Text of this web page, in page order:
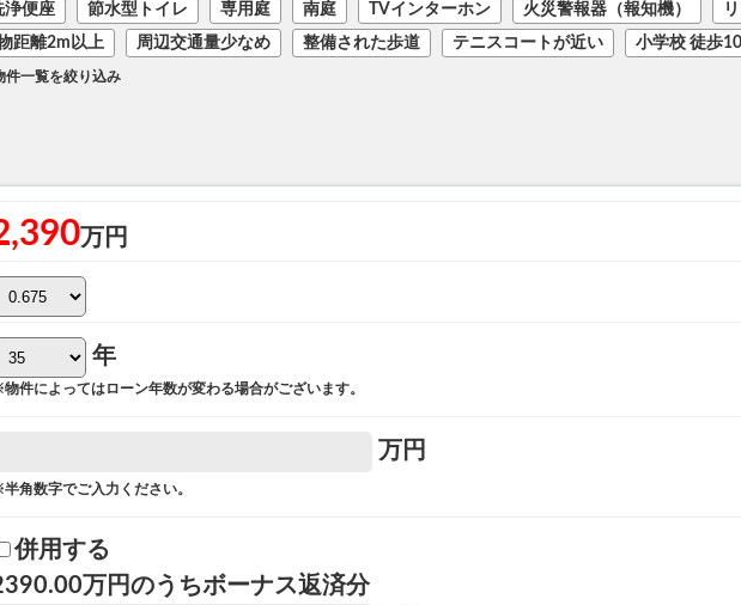
浄便座 節水型トイレ 専用庭 南庭 TVインターホン 火災警報器（報知機）
距離2m以上 周辺交通量少なめ 整備された歩道 テニスコートが近い
小学校 徒歩
一覧を絞り込み
万円
年
件によってはローン年数が変わる場合がございます。
万円
角数字でご入力ください。
併用する
万円のうちボーナス返済分